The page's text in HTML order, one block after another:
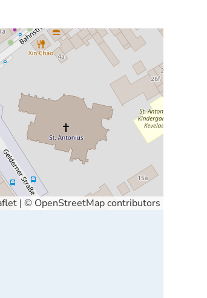
| © OpenStreetMapcontributors